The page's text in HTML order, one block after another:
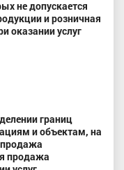
не допускается
и розничная
оказании услуг
границ
и объектам, на
продажа
продажа